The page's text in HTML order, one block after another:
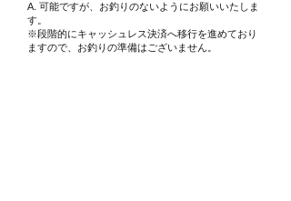
A. 可能ですが、お釣りのないようにお願いいたしま
す。
※段階的にキャッシュレス決済へ移行を進めており
ますので、お釣りの準備はございません。